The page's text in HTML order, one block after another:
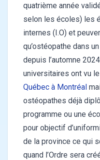
quatrième année
selon les écoles) les
internes (I.O) et
qu’ostéopathe dans
depuis l’automne
universitaires ont vu le
Québec à Montréal
ostéopathes déjà
programme ou une
pour objectif
de la province ce qui
quand l’Ordre sera